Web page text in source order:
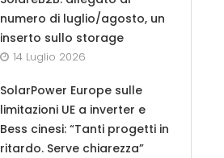
numero di luglio/agosto, un
inserto sullo storage
14 Luglio 2026
SolarPower Europe sulle
limitazioni UE a inverter e
Bess cinesi: “Tanti progetti in
ritardo. Serve chiarezza”